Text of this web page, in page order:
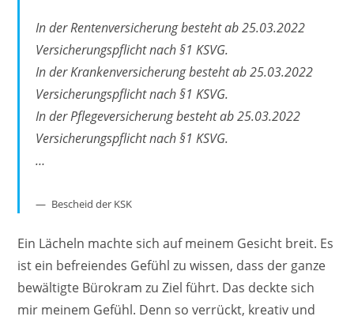
In der Rentenversicherung besteht ab 25.03.2022
Versicherungspflicht nach §1 KSVG.
In der Krankenversicherung besteht ab 25.03.2022
Versicherungspflicht nach §1 KSVG.
In der Pflegeversicherung besteht ab 25.03.2022
Versicherungspflicht nach §1 KSVG.
…
Bescheid der KSK
Ein Lächeln machte sich auf meinem Gesicht breit. Es
ist ein befreiendes Gefühl zu wissen, dass der ganze
bewältigte Bürokram zu Ziel führt. Das deckte sich
mir meinem Gefühl. Denn so verrückt, kreativ und